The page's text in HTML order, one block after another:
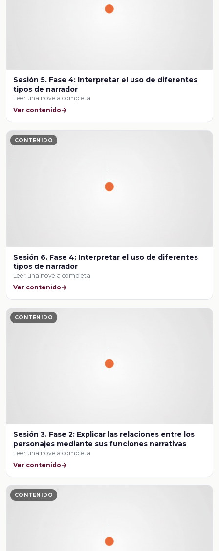
Sesión 5. Fase 4: Interpretar el uso de diferentes
tipos de narrador
Leer una novela completa
Ver contenido
CONTENIDO
Sesión 6. Fase 4: Interpretar el uso de diferentes
tipos de narrador
Leer una novela completa
Ver contenido
CONTENIDO
Sesión 3. Fase 2: Explicar las relaciones entre los
personajes mediante sus funciones narrativas
Leer una novela completa
Ver contenido
CONTENIDO